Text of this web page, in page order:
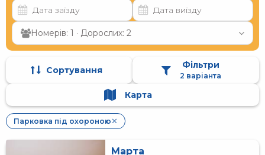
Номерів: 1 · Дорослих: 2
Сортування Фільтри
2 варіанта
Карта
Парковка під охороною ✕
Марта